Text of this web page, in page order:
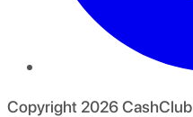
Copyright 2026CashClub